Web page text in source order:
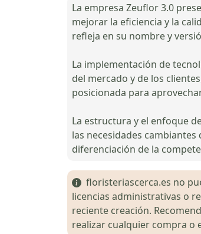
La empresa Zeuflor 3.0
mejorar la eficiencia y la
refleja en su nombre y
La implementación de
del mercado y de los
posicionada para
La estructura y el enfoque
las necesidades
diferenciación de la
floristeriascerca.es no
licencias administrativas o
reciente creación.
realizar cualquier compra o